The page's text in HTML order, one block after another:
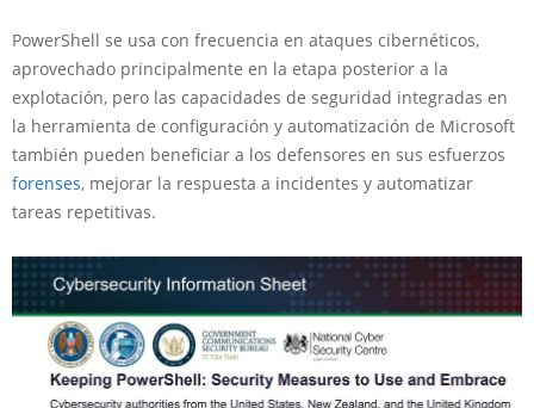
PowerShell se usa con frecuencia en ataques cibernéticos,
aprovechado principalmente en la etapa posterior a la
explotación, pero las capacidades de seguridad integradas en
la herramienta de configuración y automatización de Microsoft
también pueden beneficiar a los defensores en sus esfuerzos
forenses, mejorar la respuesta a incidentes y automatizar
tareas repetitivas.